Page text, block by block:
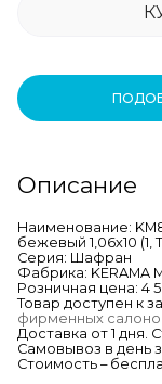
Описание
Наименование:
бежевый 1,06х10 (1,
Серия: Шафран
Фабрика: KERAMA
Розничная цена: 4
Товар доступен к
фирменных
Доставка от 1 дня.
Самовывоз в день
Стоимость –